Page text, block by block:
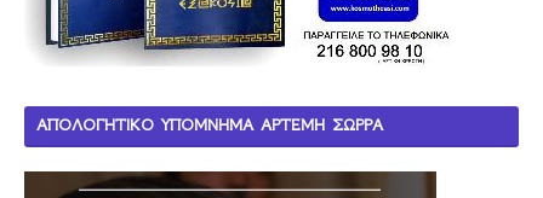
ΑΠΟΛΟΓΗΤΙΚΟ ΥΠΟΜΝΗΜΑ ΑΡΤΕΜΗ ΣΩΡΡΑ